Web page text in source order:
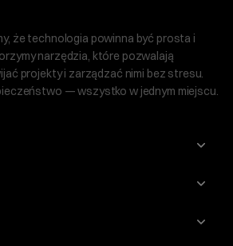
że technologia powinna być prosta i
narzędzia, które pozwalają
projekty i zarządzać nimi bez stresu.
— wszystko w jednym miejscu.